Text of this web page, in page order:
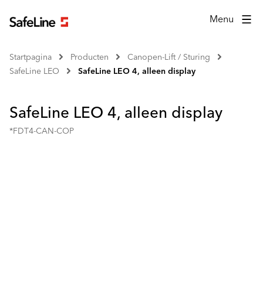
Menu
Startpagina Producten
Canopen-Lift / Sturing
SafeLine LEO
SafeLine LEO 4, alleen display
SafeLine LEO 4, alleen display
*FDT4-CAN-COP